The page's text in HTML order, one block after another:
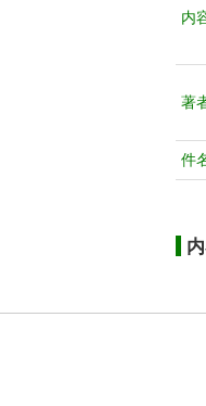
内
著
件